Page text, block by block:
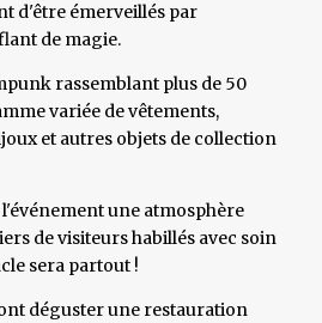
d'être émerveillés par
de magie.
rassemblant plus de 50
variée de vêtements,
et autres objets de collection
une atmosphère
de visiteurs habillés avec soin
sera partout !
déguster une restauration